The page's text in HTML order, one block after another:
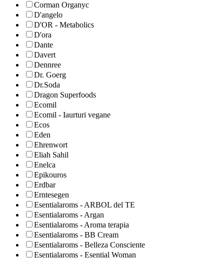
Corman Organyc
D'angelo
D'OR - Metabolics
D'ora
Dante
Davert
Dennree
Dr. Goerg
Dr.Soda
Dragon Superfoods
Ecomil
Ecomil - Iaurturi vegane
Ecos
Eden
Ehrenwort
Eliah Sahil
Enelca
Epikouros
Erdbar
Erntesegen
Esentialaroms - ARBOL del TE
Esentialaroms - Argan
Esentialaroms - Aroma terapia
Esentialaroms - BB Cream
Esentialaroms - Belleza Consciente
Esentialaroms - Esential Woman